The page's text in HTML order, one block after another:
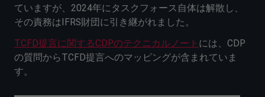
ていますが、2024年にタスクフォース自体は解散し、
その責務はIFRS財団に引き継がれました。
TCFD提言に関するCDPのテクニカルノート には、CDP
の質問からTCFD提言へのマッピングが含まれていま
す。